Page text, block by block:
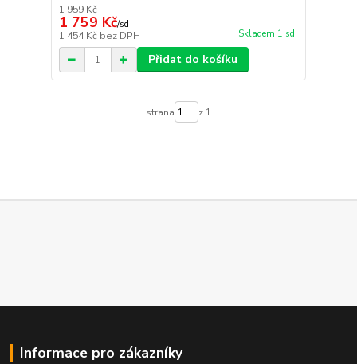
1 959 Kč
1 759 Kč/sd
1 454 Kč bez DPH Skladem 1 sd
Přidat do košíku
strana z 1
Informace pro zákazníky